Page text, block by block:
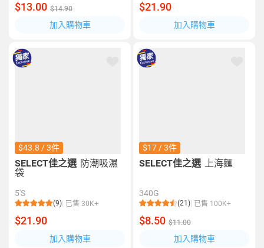
$13.00 $14.90
加入購物車
$21.90
加入購物車
$43.8 / 3件
SELECT佳之選 防潮吸濕
袋
5'S
(9) 已售 30K+
$21.90
加入購物車
$17 / 3件
SELECT佳之選 上海麵
340G
(21) 已售 100K+
$8.50 $11.00
加入購物車